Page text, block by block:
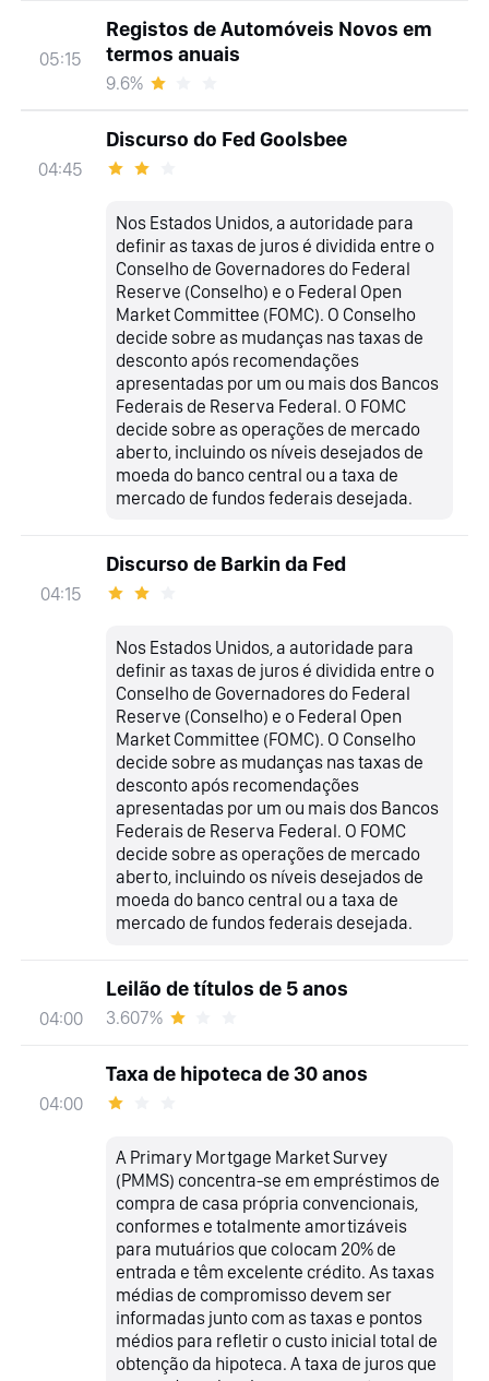
05:15
Registos de Automóveis Novos em
termos anuais
9.6%
04:45
Discurso do Fed Goolsbee
Nos Estados Unidos, a autoridade para
definir as taxas de juros é dividida entre o
Conselho de Governadores do Federal
Reserve (Conselho) e o Federal Open
Market Committee (FOMC). O Conselho
decide sobre as mudanças nas taxas de
desconto após recomendações
apresentadas por um ou mais dos Bancos
Federais de Reserva Federal. O FOMC
decide sobre as operações de mercado
aberto, incluindo os níveis desejados de
moeda do banco central ou a taxa de
mercado de fundos federais desejada.
04:15
Discurso de Barkin da Fed
Nos Estados Unidos, a autoridade para
definir as taxas de juros é dividida entre o
Conselho de Governadores do Federal
Reserve (Conselho) e o Federal Open
Market Committee (FOMC). O Conselho
decide sobre as mudanças nas taxas de
desconto após recomendações
apresentadas por um ou mais dos Bancos
Federais de Reserva Federal. O FOMC
decide sobre as operações de mercado
aberto, incluindo os níveis desejados de
moeda do banco central ou a taxa de
mercado de fundos federais desejada.
04:00
Leilão de títulos de 5 anos
3.607%
04:00
Taxa de hipoteca de 30 anos
A Primary Mortgage Market Survey
(PMMS) concentra-se em empréstimos de
compra de casa própria convencionais,
conformes e totalmente amortizáveis
para mutuários que colocam 20% de
entrada e têm excelente crédito. As taxas
médias de compromisso devem ser
informadas junto com as taxas e pontos
médios para refletir o custo inicial total de
obtenção da hipoteca. A taxa de juros que